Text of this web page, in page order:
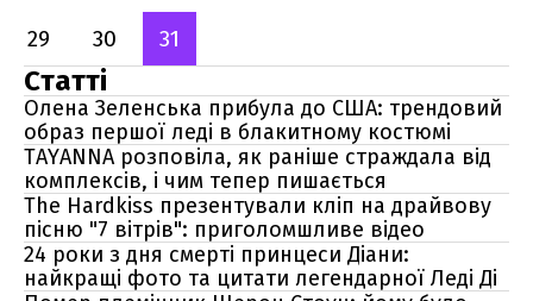
29
30 31
Статті
Олена Зеленська прибула до США: трендовий
образ першої леді в блакитному костюмі
TAYANNA розповіла, як раніше страждала від
комплексів, і чим тепер пишається
The Hardkiss презентували кліп на драйвову
пісню "7 вітрів": приголомшливе відео
24 роки з дня смерті принцеси Діани:
найкращі фото та цитати легендарної Леді Ді